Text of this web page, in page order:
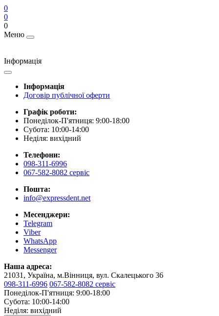
0
0
0
Меню
Інформація
Інформація
Договір публічної оферти
Графік роботи:
Понеділок-П'ятниця: 9:00-18:00
Субота: 10:00-14:00
Неділя: вихідний
Телефони:
098-311-6996
067-582-8082 сервіс
Пошта:
info@expressdent.net
Месенджери:
Telegram
Viber
WhatsApp
Messenger
Наша адреса:
21031, Україна, м.Вінниця, вул. Скалецького 36
098-311-6996 067-582-8082 сервіс
Понеділок-П'ятниця: 9:00-18:00
Субота: 10:00-14:00
Неділя: вихідний